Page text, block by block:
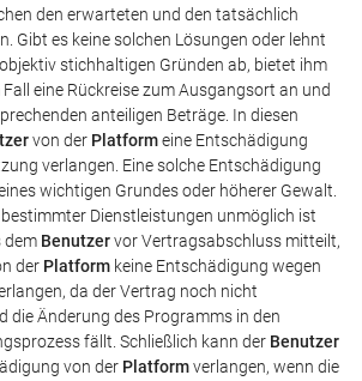
den erwarteten und den tatsächlich
Gibt es keine solchen Lösungen oder lehnt
stichhaltigen Gründen ab, bietet ihm
Fall eine Rückreise zum Ausgangsort an und
anteiligen Beträge. In diesen
von der Platformeine Entschädigung
verlangen. Eine solche Entschädigung
wichtigen Grundes oder höherer Gewalt.
Dienstleistungen unmöglich ist
dem Benutzervor Vertragsabschluss mitteilt,
der Platform keine Entschädigung wegen
da der Vertrag noch nicht
die Änderung des Programms in den
fällt. Schließlich kann der Benutzer
von der Platformverlangen, wenn die